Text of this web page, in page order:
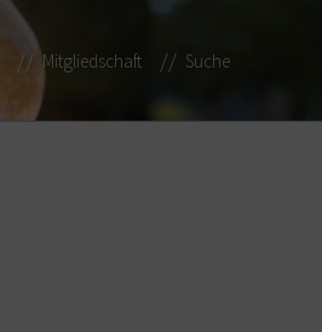
Mitgliedschaft Suche